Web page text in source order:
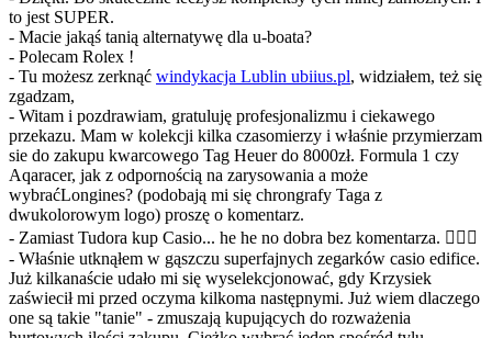
to jest SUPER.
- Macie jakąś tanią alternatywę dla u-boata?
- Polecam Rolex !
- Tu możesz zerknąć windykacja Lublin ubiius.pl, widziałem, też się
zgadzam,
- Witam i pozdrawiam, gratuluję profesjonalizmu i ciekawego
przekazu. Mam w kolekcji kilka czasomierzy i właśnie przymierzam
sie do zakupu kwarcowego Tag Heuer do 8000zł. Formula 1 czy
Aqaracer, jak z odpornością na zarysowania a może
wybraćLongines? (podobają mi się chrongrafy Taga z
dwukolorowym logo) proszę o komentarz.
- Zamiast Tudora kup Casio... he he no dobra bez komentarza. 🤦🏽‍♂️
- Właśnie utknąłem w gąszczu superfajnych zegarków casio edifice.
Już kilkanaście udało mi się wyselekcjonować, gdy Krzysiek
zaświecił mi przed oczyma kilkoma następnymi. Już wiem dlaczego
one są takie "tanie" - zmuszają kupujących do rozważenia